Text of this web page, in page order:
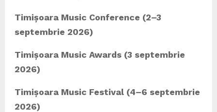
Timișoara Music Conference (2–3
septembrie 2026)
Timișoara Music Awards (3 septembrie
2026)
Timișoara Music Festival (4–6 septembrie
2026)